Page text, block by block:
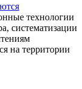
технологии
систематизации
на территории